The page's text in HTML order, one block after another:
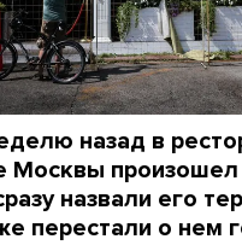
назад в
Москвы произошел
назвали его
перестали о нем